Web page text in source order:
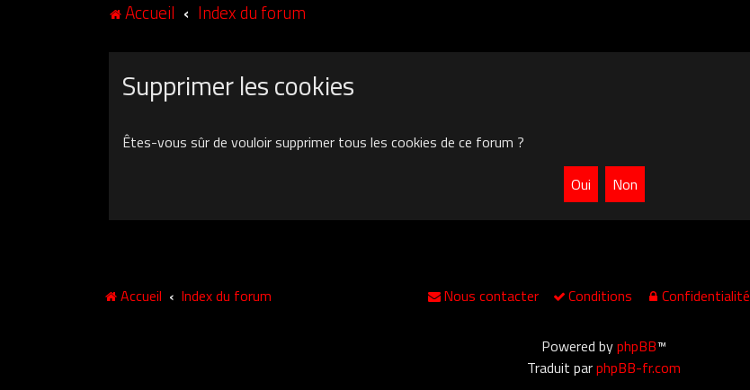
Accueil Index du forum
Supprimer les cookies
Êtes-vous sûr de vouloir supprimer tous les cookies de ce forum ?
Accueil Index du forum Confidentialité
Conditions
Nous contacter
Powered byphpBB™
Traduit parphpBB-fr.com